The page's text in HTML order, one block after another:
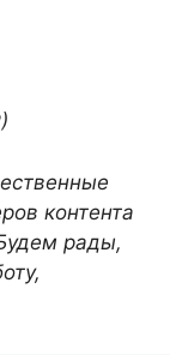
контента
рады,